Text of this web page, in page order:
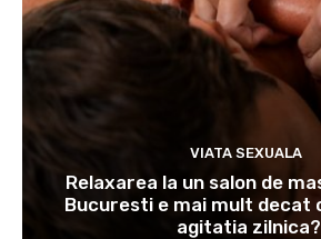
VIATA SEXUALA
Relaxarea la un salon de
Bucuresti e mai mult decat
agitatia zilnica?